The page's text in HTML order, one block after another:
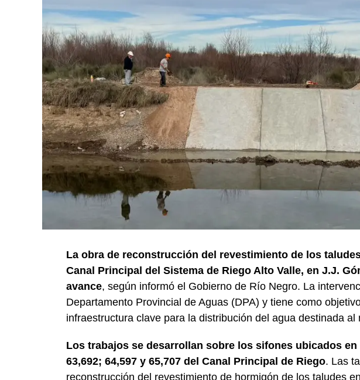
La obra de reconstrucción del revestimiento de los
Canal Principal del Sistema de Riego Alto Valle, en J.J.
avance, según informó el Gobierno de Río Negro. La
Departamento Provincial de Aguas (DPA) y tiene como
infraestructura clave para la distribución del agua destinada al
Los trabajos se desarrollan sobre los sifones ubicados en
63,692; 64,597 y 65,707 del Canal Principal de Riego. Las
reconstrucción del revestimiento de hormigón de los taludes